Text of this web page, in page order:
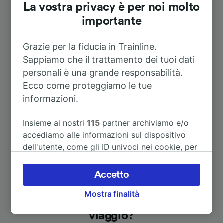
A Le Meux-la-Croix-St-Ouen
A Longueil-Annel
A Montdidier 51m
Alla ricerca di nuove idee di
viaggio?
La vostra privacy è per noi molto
importante
Grazie per la fiducia in Trainline.
Sappiamo che il trattamento dei tuoi dati
personali è una grande responsabilità.
Ecco come proteggiamo le tue
informazioni.
Insieme ai nostri115 partner archiviamo e/o
accediamo alle informazioni sul dispositivo
dell'utente, come gli ID univoci nei cookie, per
accettare o gestire le proprie scelte facendo
clic di seguito, tra cui il proprio diritto di
opporsi sulla base di un interesse legittimo o
dell'informativa sulla privacy. Queste scelte
Mostra finalità
Accetto